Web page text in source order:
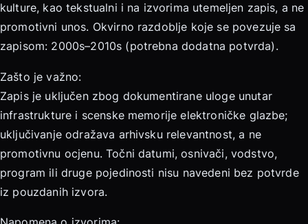
kulture, kao tekstualni i na izvorima utemeljen zapis, a ne
promotivni unos. Okvirno razdoblje koje se povezuje sa
zapisom: 2000s–2010s (potrebna dodatna potvrda).
Zašto je važno:
Zapis je uključen zbog dokumentirane uloge unutar
infrastrukture i scenske memorije elektroničke glazbe;
uključivanje odražava arhivsku relevantnost, a ne
promotivnu ocjenu. Točni datumi, osnivači, vodstvo,
program ili druge pojedinosti nisu navedeni bez potvrde
iz pouzdanih izvora.